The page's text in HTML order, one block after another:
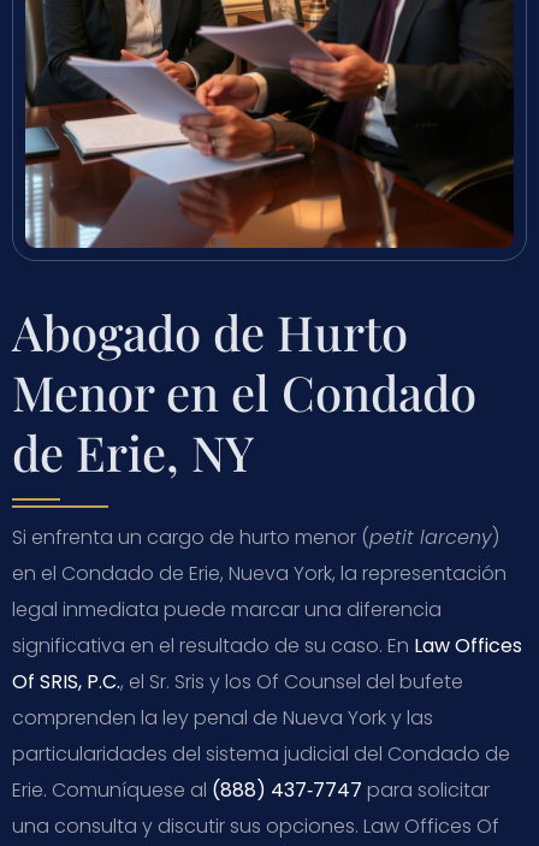
Abogado de Hurto
Menor en el Condado
de Erie, NY
Si enfrenta un cargo de hurto menor (petit larceny)
en el Condado de Erie, Nueva York, la representación
legal inmediata puede marcar una diferencia
significativa en el resultado de su caso. En Law Offices
Of SRIS, P.C., el Sr. Sris y los Of Counsel del bufete
comprenden la ley penal de Nueva York y las
particularidades del sistema judicial del Condado de
Erie. Comuníquese al (888) 437‑7747 para solicitar
una consulta y discutir sus opciones. Law Offices Of